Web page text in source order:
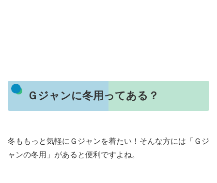
Ｇジャンに冬用ってある？
冬ももっと気軽にＧジャンを着たい！そんな方には「Ｇジ
ャンの冬用」があると便利ですよね。